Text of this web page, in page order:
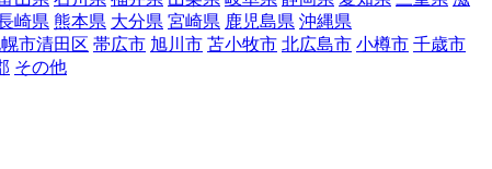
崎県 熊本県 大分県 宮崎県 鹿児島県 沖縄県
市清田区 帯広市 旭川市 苫小牧市 北広島市 小樽市 千歳市
その他